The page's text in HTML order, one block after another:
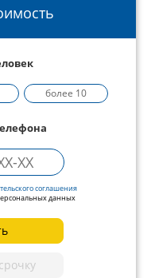
более 10
соглашения
данных